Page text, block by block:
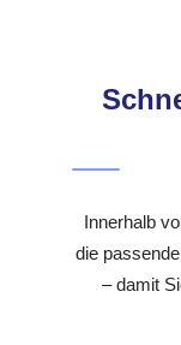
Innerhalb
die
– damit